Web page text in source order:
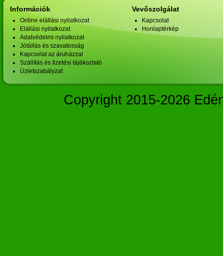
Információk
Online elállási nyilatkozat
Elállási nyilatkozat
Adatvédelmi nyilatkozat
Jótállás és szavatosság
Kapcsolat az áruházzal
Szállítás és fizetési tájékoztató
Üzletszabályzat
Vevőszolgálat
Kapcsolat
Honlaptérkép
Copyright 2015-2026